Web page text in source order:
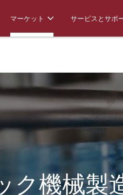
マーケット サービスとサポ
ク機械製